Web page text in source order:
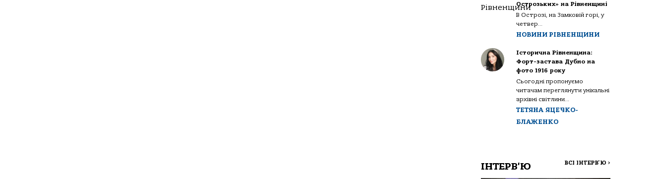
Острозьких» на Рівненщині
В Острозі, на Замковій горі, у
четвер...
НОВИНИ РІВНЕНЩИНИ
Історична Рівненщина:
Форт-застава Дубно на
фото 1916 року
Сьогодні пропонуємо
читачам переглянути унікальні
архівні світлини...
ТЕТЯНА ЯЦЕЧКО-
БЛАЖЕНКО
ІНТЕРВ'Ю ВСІ ІНТЕРВ'Ю >